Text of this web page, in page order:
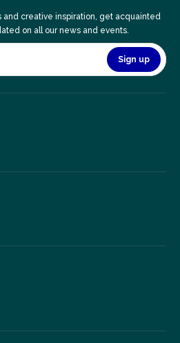
and creative inspiration, get acquainted
on all our news and events.
Sign up